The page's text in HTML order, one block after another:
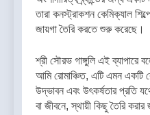
তারা কনস্ট্রাকশন কেমিক্যাল
জায়গা তৈরি করতে শুরু করেছে।
শ্রী সৌরভ গাঙ্গুলি এই ব্যাপারে
আমি রোমাঞ্চিত, এটি এমন একটি
উদ্ভাবন এবং উৎকর্ষতার প্রতি
বা জীবনে, স্থায়ী কিছু তৈরি করার